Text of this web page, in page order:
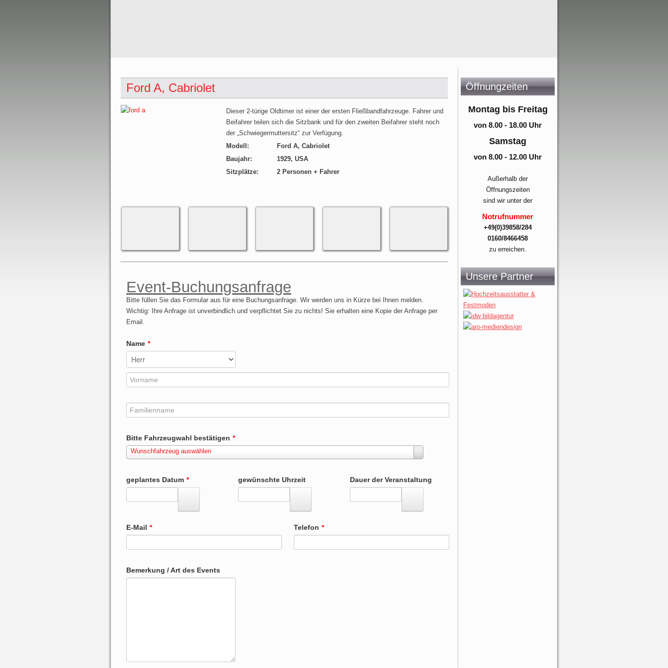
Ford A, Cabriolet
Dieser 2-türige Oldtimer ist einer der ersten Fließbandfahrzeuge. Fahrer und
Beifahrer teilen sich die Sitzbank und für den zweiten Beifahrer steht noch
der „Schwiegermuttersitz“ zur Verfügung.
Modell:
Ford A, Cabriolet
Baujahr:
1929, USA
Sitzplätze:
2 Personen + Fahrer
Event-Buchungsanfrage
Bitte füllen Sie das Formular aus für eine Buchungsanfrage. Wir werden uns in Kürze bei Ihnen melden.
Wichtig: Ihre Anfrage ist unverbindlich und verpflichtet Sie zu nichts! Sie erhalten eine Kopie der Anfrage per
Email.
Name *
Bitte Fahrzeugwahl bestätigen *
Wunschfahrzeug auswählen
geplantes Datum * gewünschte Uhrzeit Dauer der Veranstaltung
E-Mail * Telefon *
Bemerkung / Art des Events
Öffnungzeiten
Montag bis Freitag
von 8.00 - 18.00 Uhr
Samstag
von 8.00 - 12.00 Uhr
Außerhalb der
Öffnungszeiten
sind wir unter der
Notrufnummer
+49(0)39858/284
0160/8466458
zu erreichen.
Unsere Partner